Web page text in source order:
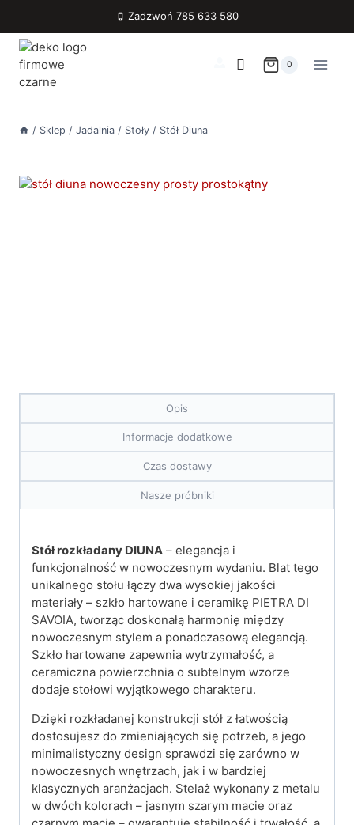
treści
Zadzwoń 785 633 580
0
/ Sklep / Jadalnia / Stoły / Stół Diuna
Opis
Informacje dodatkowe
Czas dostawy
Nasze próbniki
Stół rozkładany DIUNA – elegancja i
funkcjonalność w nowoczesnym wydaniu. Blat tego
unikalnego stołu łączy dwa wysokiej jakości
materiały – szkło hartowane i ceramikę PIETRA DI
SAVOIA, tworząc doskonałą harmonię między
nowoczesnym stylem a ponadczasową elegancją.
Szkło hartowane zapewnia wytrzymałość, a
ceramiczna powierzchnia o subtelnym wzorze
dodaje stołowi wyjątkowego charakteru.
Dzięki rozkładanej konstrukcji stół z łatwością
dostosujesz do zmieniających się potrzeb, a jego
minimalistyczny design sprawdzi się zarówno w
nowoczesnych wnętrzach, jak i w bardziej
klasycznych aranżacjach. Stelaż wykonany z metalu
w dwóch kolorach – jasnym szarym macie oraz